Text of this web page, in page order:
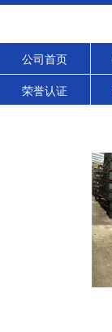
公司首页
荣誉认证